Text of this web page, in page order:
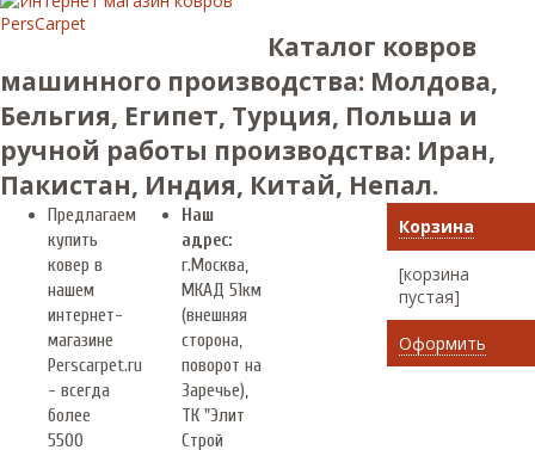
Каталог ковров
машинного производства: Молдова,
Бельгия, Египет, Турция, Польша и
ручной работы производства: Иран,
Пакистан, Индия, Китай, Непал.
Предлагаем
купить
ковер в
нашем
интернет-
магазине
Perscarpet.ru
- всегда
более
5500
Наш
адрес:
г.Москва
МКАД 51км
(внешняя
сторона,
поворот на
Заречье),
ТК "Элит
Строй
Корзина
[корзина
пустая]
Оформить